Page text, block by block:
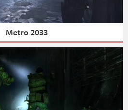
Metro 2033